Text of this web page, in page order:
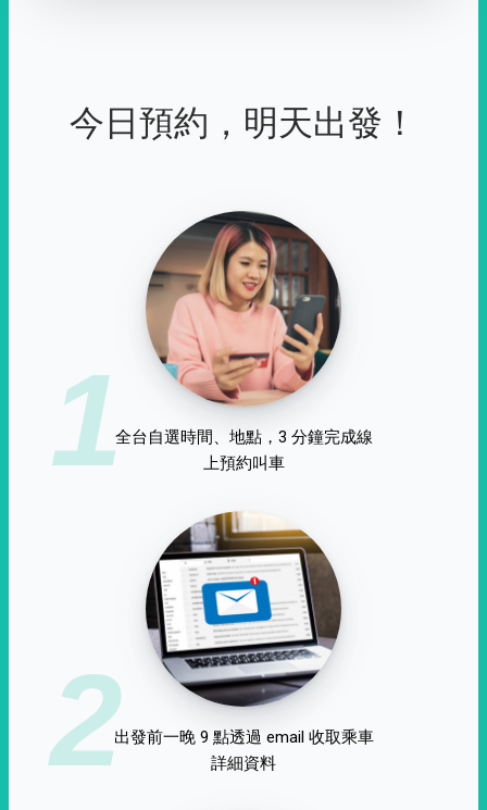
今日預約，明天出發！
1全台自選時間、地點，3 分鐘完成線
上預約叫車
2出發前一晚 9 點透過 email 收取乘車
詳細資料